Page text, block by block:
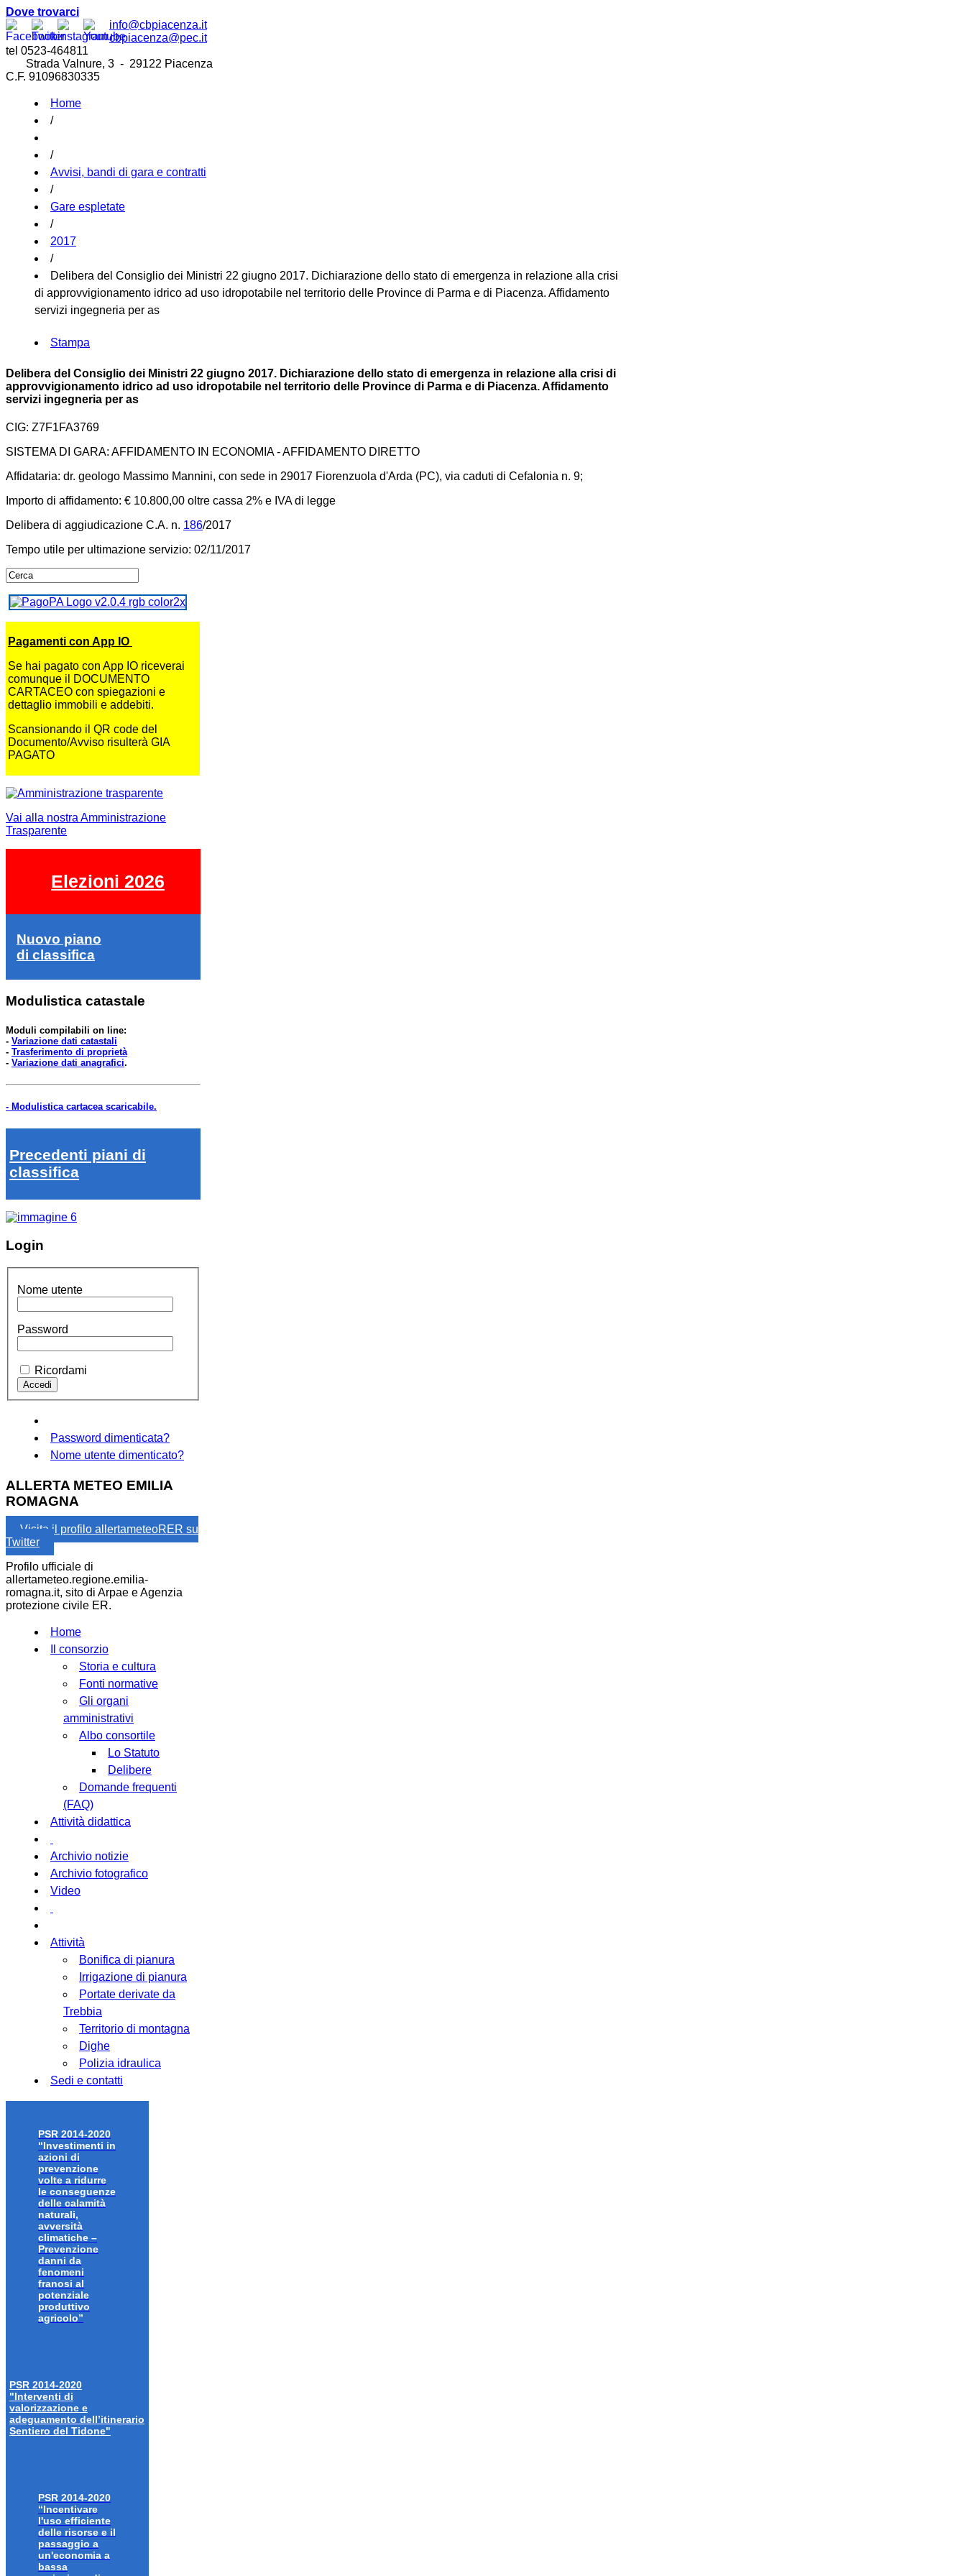
Dove trovarci
info@cbpiacenza.it
cbpiacenza@pec.it
tel 0523-464811
Strada Valnure, 3 - 29122 Piacenza
C.F. 91096830335
Home
/
/
Avvisi, bandi di gara e contratti
/
Gare espletate
/
2017
/
Delibera del Consiglio dei Ministri 22 giugno 2017. Dichiarazione dello stato di emergenza in relazione alla crisi
di approvvigionamento idrico ad uso idropotabile nel territorio delle Province di Parma e di Piacenza. Affidamento
servizi ingegneria per as
Stampa
Delibera del Consiglio dei Ministri 22 giugno 2017. Dichiarazione dello stato di emergenza in relazione alla crisi di
approvvigionamento idrico ad uso idropotabile nel territorio delle Province di Parma e di Piacenza. Affidamento
servizi ingegneria per as
CIG: Z7F1FA3769
SISTEMA DI GARA: AFFIDAMENTO IN ECONOMIA - AFFIDAMENTO DIRETTO
Affidataria: dr. geologo Massimo Mannini, con sede in 29017 Fiorenzuola d'Arda (PC), via caduti di Cefalonia n. 9;
Importo di affidamento: € 10.800,00 oltre cassa 2% e IVA di legge
Delibera di aggiudicazione C.A. n. 186/2017
Tempo utile per ultimazione servizio: 02/11/2017
Pagamenti con App IO
Se hai pagato con App IO riceverai
comunque il DOCUMENTO
CARTACEO con spiegazioni e
dettaglio immobili e addebiti.
Scansionando il QR code del
Documento/Avviso risulterà GIA
PAGATO
Vai alla nostra Amministrazione
Trasparente
Elezioni 2026
Nuovo piano
di classifica
Modulistica catastale
Moduli compilabili on line:
- Variazione dati catastali
- Trasferimento di proprietà
- Variazione dati anagrafici.
- Modulistica cartacea scaricabile.
Precedenti piani di
classifica
Login
Nome utente
Password
Ricordami
Password dimenticata?
Nome utente dimenticato?
ALLERTA METEO EMILIA
ROMAGNA
Visita il profilo allertameteoRER su
Twitter
Profilo ufficiale di
allertameteo.regione.emilia-
romagna.it, sito di Arpae e Agenzia
protezione civile ER.
Home
Il consorzio
Storia e cultura
Fonti normative
Gli organi
amministrativi
Albo consortile
Lo Statuto
Delibere
Domande frequenti
(FAQ)
Attività didattica
Archivio notizie
Archivio fotografico
Video
Attività
Bonifica di pianura
Irrigazione di pianura
Portate derivate da
Trebbia
Territorio di montagna
Dighe
Polizia idraulica
Sedi e contatti
PSR 2014-2020
“Investimenti in
azioni di
prevenzione
volte a ridurre
le conseguenze
delle calamità
naturali,
avversità
climatiche –
Prevenzione
danni da
fenomeni
franosi al
potenziale
produttivo
agricolo”
PSR 2014-2020
"Interventi di
valorizzazione e
adeguamento dell’itinerario
Sentiero del Tidone"
PSR 2014-2020
“Incentivare
l'uso efficiente
delle risorse e il
passaggio a
un'economia a
bassa